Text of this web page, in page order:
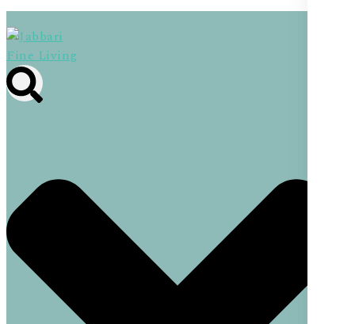
Jabbari Fine Living
JBR Fine Living- Wiener Online Shop für
handgeknüpfte Teppichunikate & Abstrakte Kunst für